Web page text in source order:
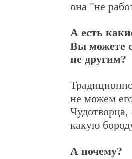
она "не
А есть
Вы можете
не другим?
не можем
какую
А почему?